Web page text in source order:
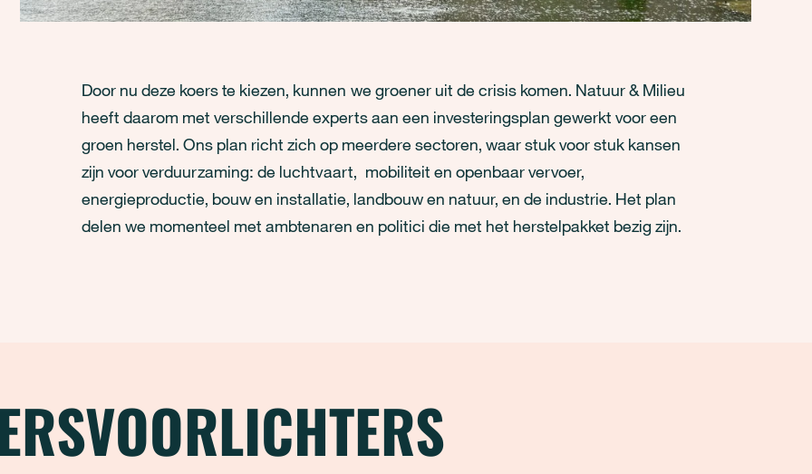
Door nu deze koers te kiezen, kunnen we groener uit de crisis komen. Natuur & Milieu
heeft daarom met verschillende experts aan een investeringsplan gewerkt voor een
groen herstel. Ons plan richt zich op meerdere sectoren, waar stuk voor stuk kansen
zijn voor verduurzaming: de luchtvaart, mobiliteit en openbaar vervoer,
energieproductie, bouw en installatie, landbouw en natuur, en de industrie. Het plan
delen we momenteel met ambtenaren en politici die met het herstelpakket bezig zijn.